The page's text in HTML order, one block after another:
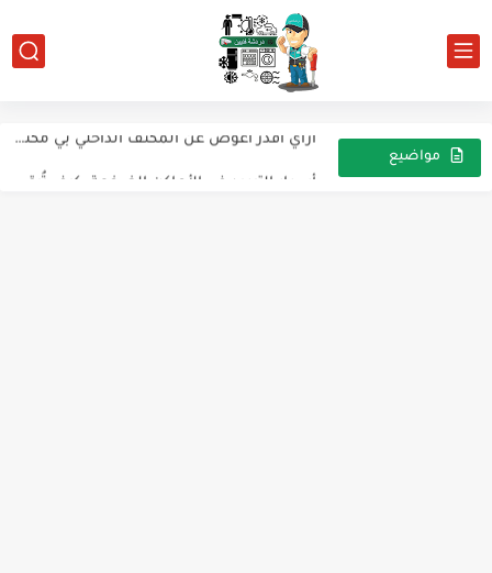
مواضيع
غسالة فوق أوتوماتيك تعمل صوت عالي أثناء التشغيل – والتشخيص...